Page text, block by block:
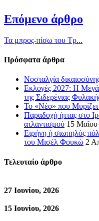
Επόμενο άρθρο
Τα μπρος-πίσω του Τρ...
Πρόσφατα άρθρα
Νοσταλγία
Εκλογές 2027: Η
της Σιδερένιας
Το «Νέο» που
Παραδοχή ήττας στο
ατλαντισμού 15 Μαΐου
Ειρήνη ή σιωπηλός
του Μισέλ Φουκώ 2
Τελευταίο άρθρο
27 Ιουνίου, 2026
15 Ιουνίου, 2026